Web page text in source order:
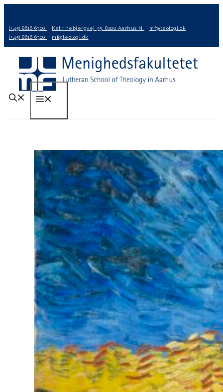
indhold
(+45) 8616 6300 Katrinebjergvej 75, 8200 Aarhus N
mf@teologi.dk
(+45) 8616 6300
mf@teologi.dk